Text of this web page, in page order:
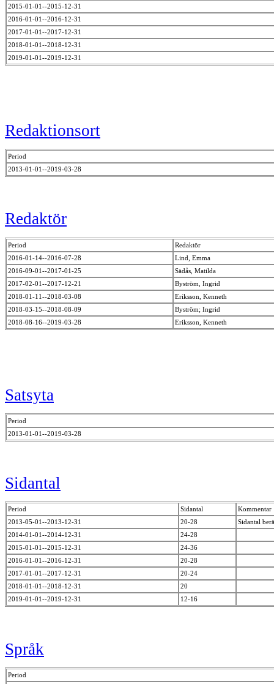
2015-01-01--2015-12-31
2016-01-01--2016-12-31
2017-01-01--2017-12-31
2018-01-01--2018-12-31
2019-01-01--2019-12-31
Redaktionsort
Period
2013-01-01--2019-03-28
Redaktör
Period
Redaktör
2016-01-14--2016-07-28
Lind, Emma
2016-09-01--2017-01-25
Sädås, Matilda
2017-02-01--2017-12-21
Byström, Ingrid
2018-01-11--2018-03-08
Eriksson, Kenneth
2018-03-15--2018-08-09
Byström; Ingrid
2018-08-16--2019-03-28
Eriksson, Kenneth
Satsyta
Period
2013-01-01--2019-03-28
Sidantal
Period Sidantal
Kommentar
2013-05-01--2013-12-31
20-28
Sidantal
2014-01-01--2014-12-31
24-28
2015-01-01--2015-12-31
24-36
2016-01-01--2016-12-31
20-28
2017-01-01--2017-12-31
20-24
2018-01-01--2018-12-31
20
2019-01-01--2019-12-31
12-16
Språk
Period